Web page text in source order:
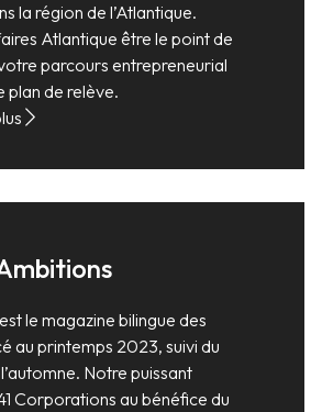
la région de l’Atlantique.
Atlantique être le point de
parcours entrepreneurial
plan de relève.
le magazine bilingue des
au printemps 2023, suivi du
Notre puissant
Corporations au bénéfice du